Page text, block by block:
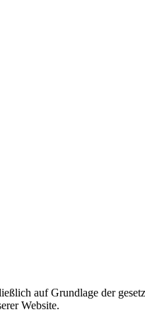
auf Grundlage der
Website.